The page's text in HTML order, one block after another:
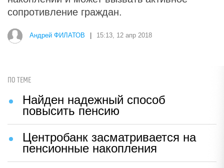
сопротивление граждан.
Андрей ФИЛАТОВ 15:13, 12 апр 2018
ПО ТЕМЕ
Найден надежный способ
повысить пенсию
Центробанк засматривается на
пенсионные накопления